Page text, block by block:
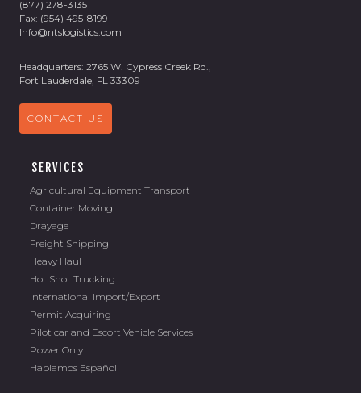
(877) 278-3135
Fax: (954) 495-8199
Info@ntslogistics.com
Headquarters: 2765 W. Cypress Creek Rd.,
Fort Lauderdale, FL 33309
CONTACT US
SERVICES
Agricultural Equipment Transport
Container Moving
Drayage
Freight Shipping
Heavy Haul
Hot Shot Trucking
International Import/Export
Permit Acquiring
Pilot car and Escort Vehicle Services
Power Only
Hablamos Español